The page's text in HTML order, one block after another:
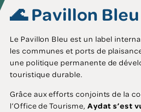
🌊 Pavillon Bleu
Le Pavillon Bleu est un label
les communes et ports de
une politique permanente de
touristique durable.
Grâce aux efforts conjoints de la
l’Office de Tourisme, Aydat s’est